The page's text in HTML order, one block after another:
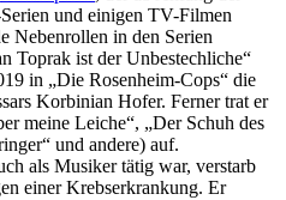
und einigen TV-Filmen
Nebenrollen in den Serien
Toprak ist der Unbestechliche“
in „Die Rosenheim-Cops“ die
Korbinian Hofer. Ferner trat er
meine Leiche“, „Der Schuh des
und andere) auf.
als Musiker tätig war, verstarb
einer Krebserkrankung. Er